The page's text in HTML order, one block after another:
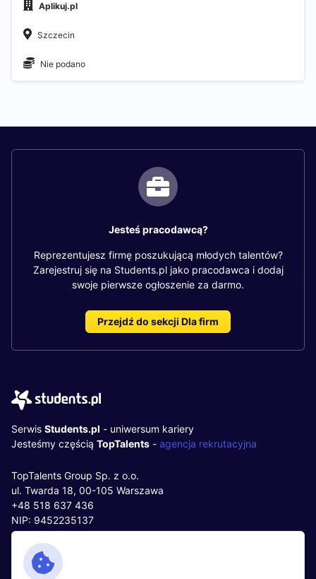
Aplikuj.pl
Szczecin
Nie podano
Jesteś pracodawcą?
Reprezentujesz firmę poszukującą młodych talentów?
Zarejestruj się na Students.pl jako pracodawca i dodaj
swoje pierwsze ogłoszenie za darmo.
Przejdź do sekcji Dla firm
Serwis Students.pl - uniwersum kariery
Jesteśmy częścią TopTalents - agencja rekrutacyjna
TopTalents Group Sp. z o.o.
ul. Twarda 18, 00-105 Warszawa
+48 518 637 436
NIP: 9452235137
Kontakt